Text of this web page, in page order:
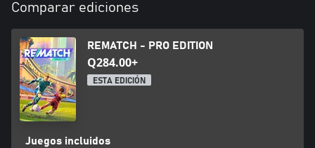
Comparar ediciones
REMATCH - PRO EDITION
Q284.00+
ESTA EDICIÓN
Juegos incluidos